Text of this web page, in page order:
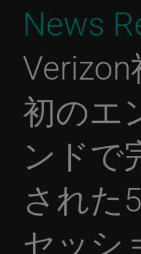
News
初のエ
ンドで
された
セッシ